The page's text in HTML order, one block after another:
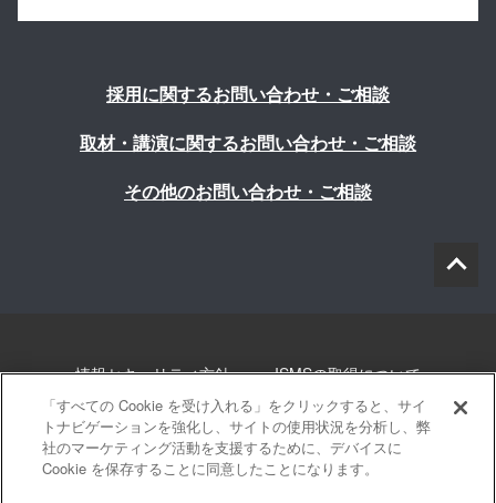
採用に関するお問い合わせ・ご相談
取材・講演に関するお問い合わせ・ご相談
その他のお問い合わせ・ご相談
情報セキュリティ方針 ISMSの取得について
個人情報について 勧誘方針 このサイトについて
サイトマップ
「すべての Cookie を受け入れる」をクリックすると、サイ
トナビゲーションを強化し、サイトの使用状況を分析し、弊
社のマーケティング活動を支援するために、デバイスに
Cookie を保存することに同意したことになります。